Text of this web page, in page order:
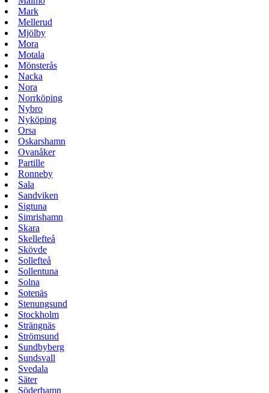
Mark
Mellerud
Mjölby
Mora
Motala
Mönsterås
Nacka
Nora
Norrköping
Nybro
Nyköping
Orsa
Oskarshamn
Ovanåker
Partille
Ronneby
Sala
Sandviken
Sigtuna
Simrishamn
Skara
Skellefteå
Skövde
Sollefteå
Sollentuna
Solna
Sotenäs
Stenungsund
Stockholm
Strängnäs
Strömsund
Sundbyberg
Sundsvall
Svedala
Säter
Söderhamn